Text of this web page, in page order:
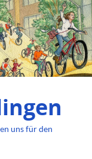
uns für den